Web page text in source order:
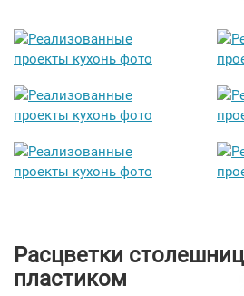
Расцветки
пластиком